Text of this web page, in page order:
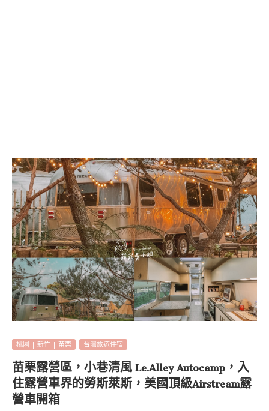
桃園 | 新竹 | 苗栗 台灣旅遊住宿
苗栗露營區，小巷清風 Le.Alley Autocamp，入
住露營車界的勞斯萊斯，美國頂級Airstream露
營車開箱